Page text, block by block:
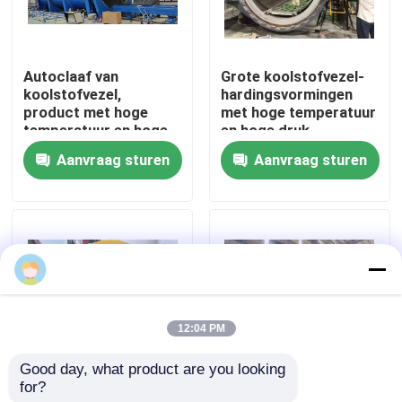
Fabriekstocht
Kwaliteitscontrole
Nieuws
AAC-Autoclaaf
Autoclaaf van
koolstofvezel,
product met hoge
temperatuur en hoge
druk, ondersteunt
personalisatie,
compleet systeem
Aanvraag sturen
Grote koolstofvezel-
hardingsvormingen
met hoge temperatuur
en hoge druk
Aanvraag sturen
Autoklaaf van
12:04 PM
Good day, what product are you looking
for?